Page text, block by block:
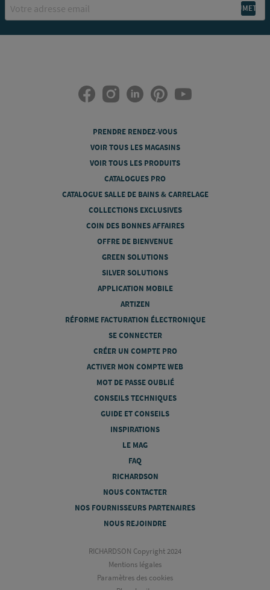
PRENDRE RENDEZ-VOUS
VOIR TOUS LES MAGASINS
VOIR TOUS LES PRODUITS
CATALOGUES PRO
CATALOGUE SALLE DE BAINS & CARRELAGE
COLLECTIONS EXCLUSIVES
COIN DES BONNES AFFAIRES
OFFRE DE BIENVENUE
GREEN SOLUTIONS
SILVER SOLUTIONS
APPLICATION MOBILE
ARTIZEN
RÉFORME FACTURATION ÉLECTRONIQUE
SE CONNECTER
CRÉER UN COMPTE PRO
ACTIVER MON COMPTE WEB
MOT DE PASSE OUBLIÉ
CONSEILS TECHNIQUES
GUIDE ET CONSEILS
INSPIRATIONS
LE MAG
FAQ
RICHARDSON
NOUS CONTACTER
NOS FOURNISSEURS PARTENAIRES
NOUS REJOINDRE
RICHARDSON Copyright 2024
Mentions légales
Paramètres des cookies